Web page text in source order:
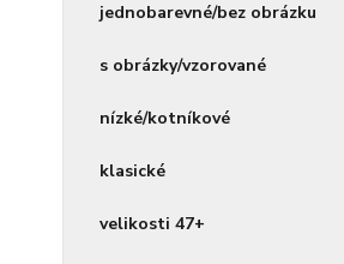
jednobarevné/bez obrázku
s obrázky/vzorované
nízké/kotníkové
klasické
velikosti 47+